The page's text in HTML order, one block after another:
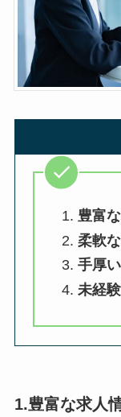
豊富
柔軟
手厚
未経
1.豊富な求人